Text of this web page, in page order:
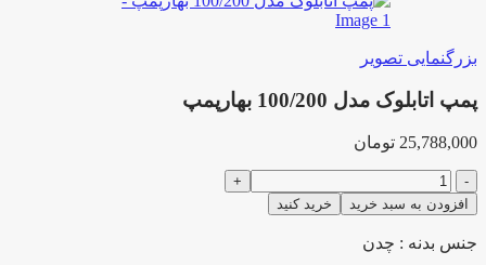
بزرگنمایی تصویر
پمپ اتابلوک مدل 100/200 بهارپمپ
25,788,000 تومان
پمپ
اتابلوک
مدل
100/200
افزودن به سبد خرید خرید کنید
جنس بدنه : چدن